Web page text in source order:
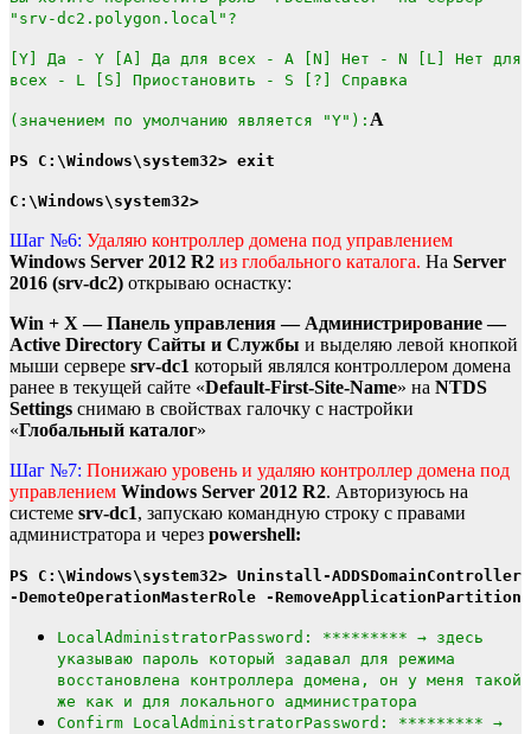
"srv-dc2.polygon.local"?
[Y] Да - Y [A] Да для всех - A [N] Нет - N [L] Нет для
всех - L [S] Приостановить - S [?] Справка
(значением по умолчанию является "Y"): A
PS C:\Windows\system32> exit
C:\Windows\system32>
Шаг №6: Удаляю контроллер домена под управлением
Windows Server 2012 R2 из глобального каталога. На Server
2016 (srv-dc2) открываю оснастку:
Win + X — Панель управления — Администрирование —
Active Directory Сайты и Службы и выделяю левой кнопкой
мыши сервере srv-dc1 который являлся контроллером домена
ранее в текущей сайте «Default-First-Site-Name» на NTDS
Settings снимаю в свойствах галочку с настройки
«Глобальный каталог»
Шаг №7: Понижаю уровень и удаляю контроллер домена под
управлением Windows Server 2012 R2. Авторизуюсь на
системе srv-dc1, запускаю командную строку с правами
администратора и через powershell:
PS C:\Windows\system32> Uninstall-ADDSDomainController
-DemoteOperationMasterRole -RemoveApplicationPartition
LocalAdministratorPassword: ********* → здесь
указываю пароль который задавал для режима
восстановлена контроллера домена, он у меня такой
же как и для локального администратора
Confirm LocalAdministratorPassword: ********* →